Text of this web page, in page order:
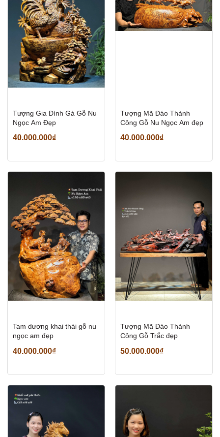
Tượng Gia Đình Gà Gỗ Nu
Ngọc Am Đẹp
40.000.000₫
Tượng Mã Đáo Thành
Công Gỗ Nu Ngọc Am đẹp
40.000.000₫
Tam dương khai thái gỗ nu
ngọc am đẹp
40.000.000₫
Tượng Mã Đáo Thành
Công Gỗ Trắc đẹp
50.000.000₫